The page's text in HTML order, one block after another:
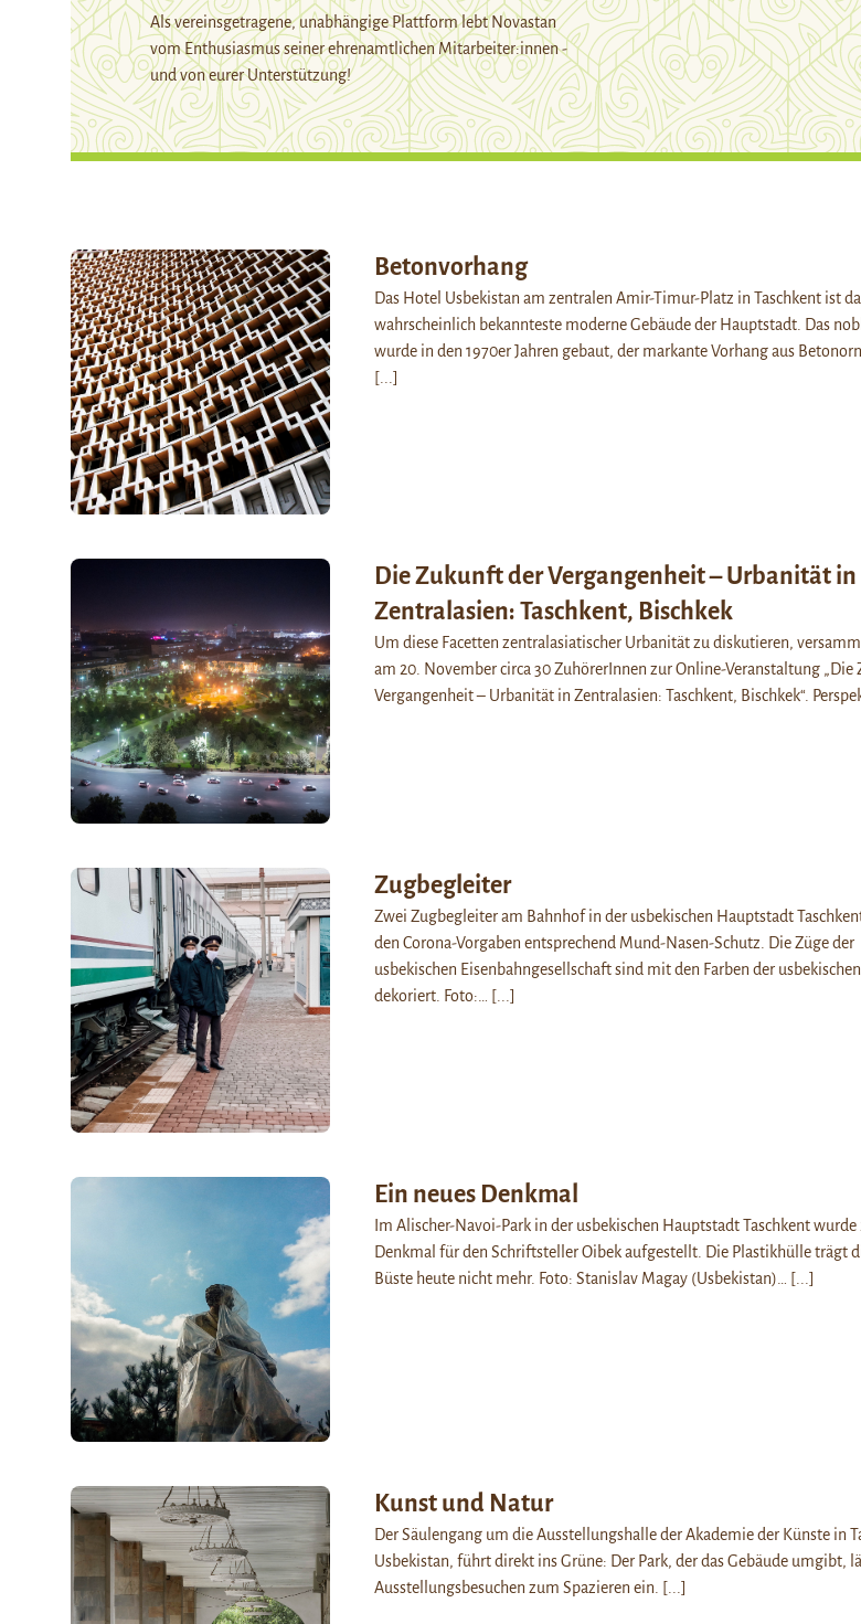
Als vereinsgetragene, unabhängige Plattform lebt Novastan
vom Enthusiasmus seiner ehrenamtlichen Mitarbeiter:innen -
und von eurer Unterstützung!
Betonvorhang
Das Hotel Usbekistan am zentralen Amir-Timur-Platz in Taschkent ist
wahrscheinlich bekannteste moderne Gebäude der Hauptstadt. Das
wurde in den 1970er Jahren gebaut, der markante Vorhang aus
[...]
Die Zukunft der Vergangenheit – Urbanität in
Zentralasien: Taschkent, Bischkek
Um diese Facetten zentralasiatischer Urbanität zu diskutieren,
am 20. November circa 30 ZuhörerInnen zur Online-Veranstaltung „Die
Vergangenheit – Urbanität in Zentralasien: Taschkent, Bischkek“.
Zugbegleiter
Zwei Zugbegleiter am Bahnhof in der usbekischen Hauptstadt
den Corona-Vorgaben entsprechend Mund-Nasen-Schutz. Die Züge der
usbekischen Eisenbahngesellschaft sind mit den Farben der
dekoriert. Foto:…
[...]
Ein neues Denkmal
Im Alischer-Navoi-Park in der usbekischen Hauptstadt Taschkent wurde
Denkmal für den Schriftsteller Oibek aufgestellt. Die Plastikhülle trägt
Büste heute nicht mehr. Foto: Stanislav Magay (Usbekistan)…
[...]
Kunst und Natur
Der Säulengang um die Ausstellungshalle der Akademie der Künste in
Usbekistan, führt direkt ins Grüne: Der Park, der das Gebäude umgibt,
Ausstellungsbesuchen zum Spazieren ein.
[...]